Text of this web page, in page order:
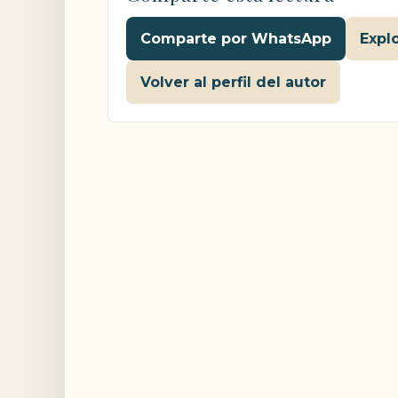
Comparte por WhatsApp
Volver al perfil del autor